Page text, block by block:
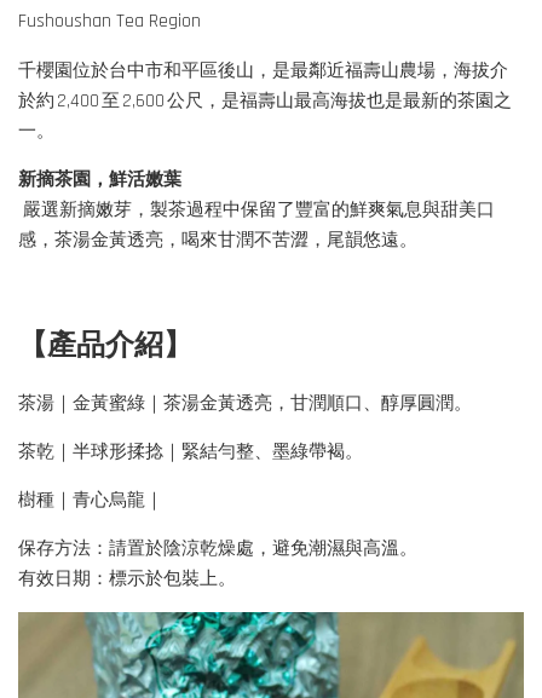
Fushoushan Tea Region
千櫻園位於台中市和平區後山，是最鄰近福壽山農場，海拔介
於約 2,400 至 2,600 公尺，是福壽山最高海拔也是最新的茶園之
一。
新摘茶園，鮮活嫩葉
嚴選新摘嫩芽，製茶過程中保留了豐富的鮮爽氣息與甜美口
感，茶湯金黃透亮，喝來甘潤不苦澀，尾韻悠遠。
【產品介紹】
茶湯｜金黃蜜綠｜茶湯金黃透亮，甘潤順口、醇厚圓潤。
茶乾｜半球形揉捻｜緊結勻整、墨綠帶褐。
樹種｜青心烏龍｜
保存方法：請置於陰涼乾燥處，避免潮濕與高溫。
有效日期：標示於包裝上。